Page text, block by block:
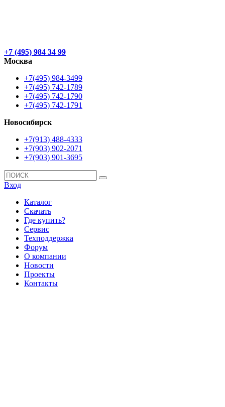
+7 (495) 984 34 99
Москва
+7(495) 984-3499
+7(495) 742-1789
+7(495) 742-1790
+7(495) 742-1791
Новосибирск
+7(913) 488-4333
+7(903) 902-2071
+7(903) 901-3695
Вход
Каталог
Скачать
Где купить?
Сервис
Техподдержка
Форум
О компании
Новости
Проекты
Контакты